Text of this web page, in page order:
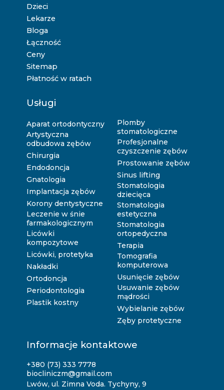
Dzieci
Lekarze
Bloga
Łączność
Ceny
Sitemap
Płatność w ratach
Usługi
Aparat ortodontyczny
Artystyczna
odbudowa zębów
Chirurgia
Endodoncja
Gnatologia
Implantacja zębów
Korony dentystyczne
Leczenie w śnie
farmakologicznym
Licówki
kompozytowe
Licówki, protetyka
Nakładki
Ortodoncja
Periodontologia
Plastik kostny
Plomby
stomatologiczne
Profesjonalne
czyszczenie zębów
Prostowanie zębów
Sinus lifting
Stomatologia
dziecięca
Stomatologia
estetyczna
Stomatologia
ortopedyczna
Terapia
Tomografia
komputerowa
Usunięcie zębów
Usuwanie zębów
mądrości
Wybielanie zębów
Zęby protetyczne
Informacje kontaktowe
+380 (73) 333 7778
biocliniczm@gmail.com
Lwów, ul. Zimna Voda. Tychyny, 9